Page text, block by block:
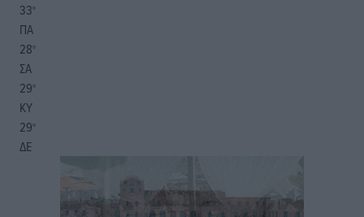
33°
ΠΑ
28°
ΣΑ
29°
ΚΥ
29°
ΔΕ